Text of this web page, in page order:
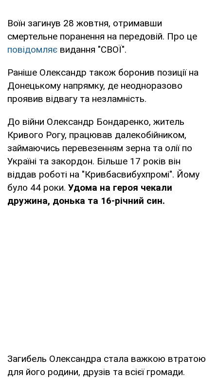
Воїн загинув 28 жовтня, отримавши
смертельне поранення на передовій. Про це
повідомляє видання "СВОЇ".
Раніше Олександр також боронив позиції на
Донецькому напрямку, де неодноразово
проявив відвагу та незламність.
До війни Олександр Бондаренко, житель
Кривого Рогу, працював далекобійником,
займаючись перевезенням зерна та олії по
Україні та закордон. Більше 17 років він
віддав роботі на "Кривбасвибухпромі". Йому
було 44 роки. Удома на героя чекали
дружина, донька та 16-річний син.
Загибель Олександра стала важкою втратою
для його родини, друзів та всієї громади.